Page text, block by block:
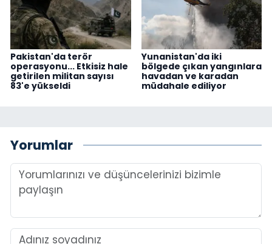
Pakistan'da terör
operasyonu... Etkisiz hale
getirilen militan sayısı
83'e yükseldi
Yunanistan'da iki
bölgede çıkan yangınlara
havadan ve karadan
müdahale ediliyor
Yorumlar